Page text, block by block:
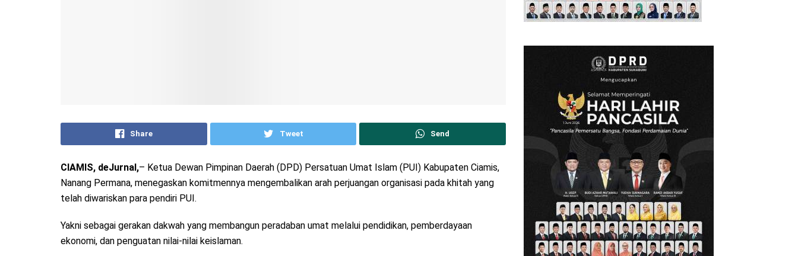
Share Tweet Send
CIAMIS, deJurnal,– Ketua Dewan Pimpinan Daerah (DPD) Persatuan Umat Islam (PUI) Kabupaten Ciamis,
Nanang Permana, menegaskan komitmennya mengembalikan arah perjuangan organisasi pada khitah yang
telah diwariskan para pendiri PUI.
Yakni sebagai gerakan dakwah yang membangun peradaban umat melalui pendidikan, pemberdayaan
ekonomi, dan penguatan nilai-nilai keislaman.